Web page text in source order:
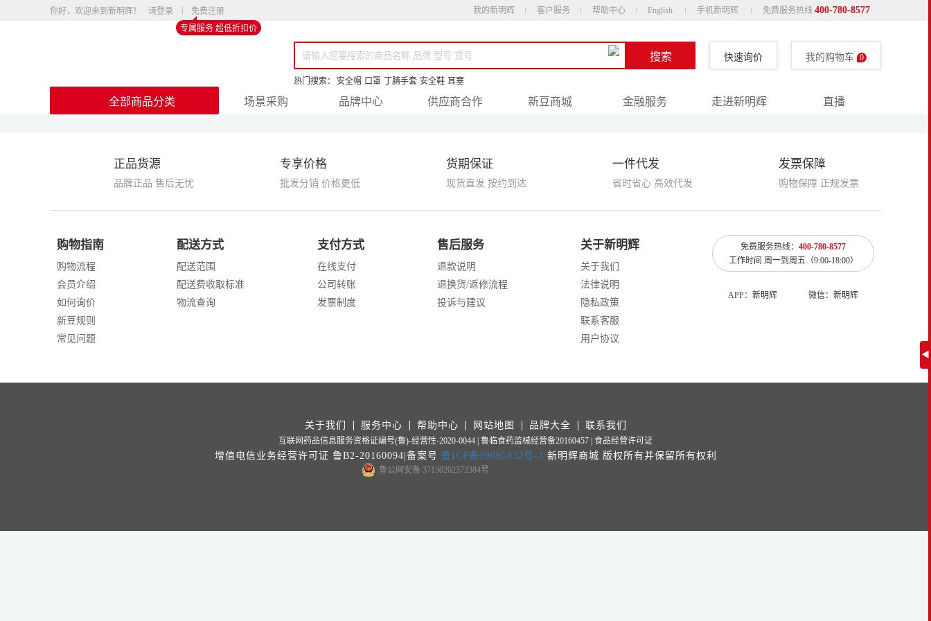
你好，欢迎来到新明辉！ 请登录
免费注册
专属服务 超低折扣价
我的新明辉 客户服务 帮助中心 English 手机新明辉 免费服务热线 400-780-8577
搜索
热门搜索： 安全帽 口罩 丁腈手套 安全鞋 耳塞
快速询价 我的购物车 0
全部商品分类 场景采购 品牌中心 供应商合作 新豆商城 金融服务 走进新明辉 直播
◀
正品货源
品牌正品 售后无忧
专享价格
批发分销 价格更低
货期保证
现货直发 按约到达
一件代发
省时省心 高效代发
发票保障
购物保障 正规发票
购物指南
购物流程
会员介绍
如何询价
新豆规则
常见问题
配送方式
配送范围
配送费收取标准
物流查询
支付方式
在线支付
公司转账
发票制度
售后服务
退款说明
退换货/返修流程
投诉与建议
关于新明辉
关于我们
法律说明
隐私政策
联系客服
用户协议
免费服务热线： 400-780-8577
工作时间 周一到周五（9:00-18:00）
APP：新明辉 微信：新明辉
关于我们 服务中心 帮助中心 网站地图 品牌大全 联系我们
互联网药品信息服务资格证编号(鲁)-经营性-2020-0044 | 鲁临食药监械经营备20160457 | 食品经营许可证
增值电信业务经营许可证 鲁B2-20160094|备案号 鲁ICP备09095832号-3 新明辉商城 版权所有并保留所有权利
鲁公网安备 37130202372384号